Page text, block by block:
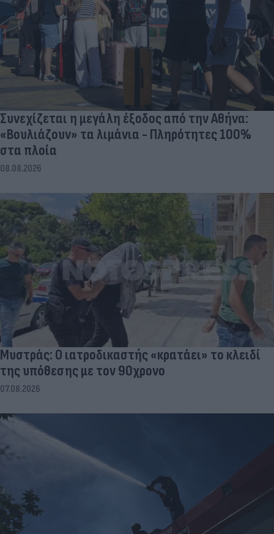
Συνεχίζεται η μεγάλη έξοδος από την Αθήνα:
«Βουλιάζουν» τα λιμάνια - Πληρότητες 100%
στα πλοία
08.08.2026
Μυστράς: Ο ιατροδικαστής «κρατάει» το κλειδί
της υπόθεσης με τον 90χρονο
07.08.2026